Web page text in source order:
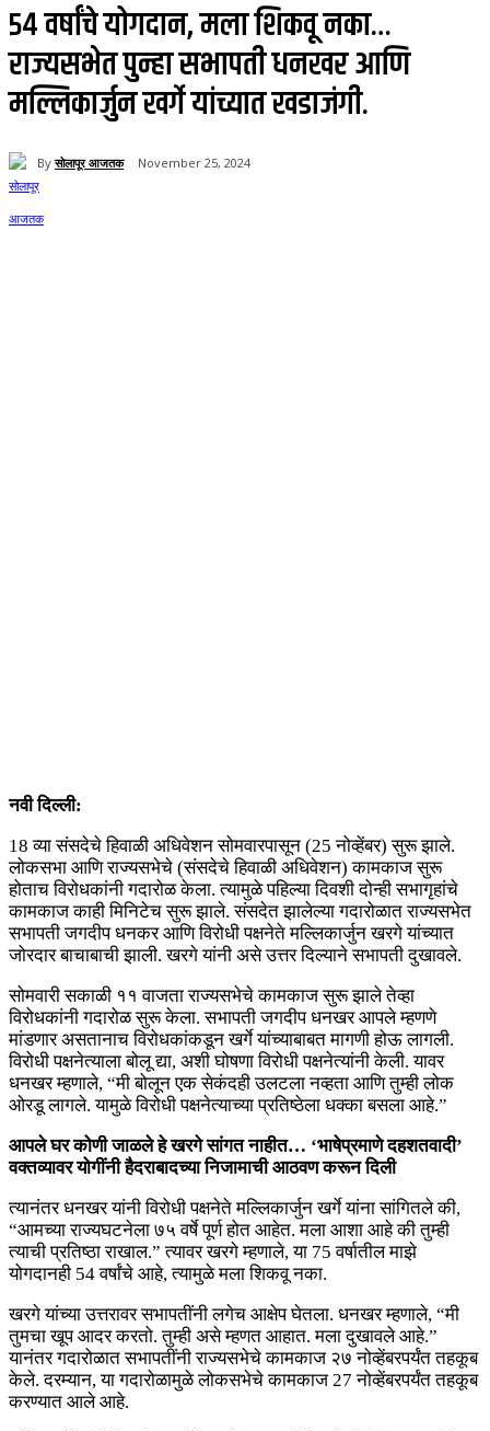
५४ वर्षांचे योगदान, मला शिकवू नका…
राज्यसभेत पुन्हा सभापती धनखर आणि
मल्लिकार्जुन खर्गे यांच्यात खडाजंगी.
By सोलापूर आजतक November 25, 2024
नवी दिल्ली:
18 व्या संसदेचे हिवाळी अधिवेशन सोमवारपासून (25 नोव्हेंबर) सुरू झाले.
लोकसभा आणि राज्यसभेचे (संसदेचे हिवाळी अधिवेशन) कामकाज सुरू
होताच विरोधकांनी गदारोळ केला. त्यामुळे पहिल्या दिवशी दोन्ही सभागृहांचे
कामकाज काही मिनिटेच सुरू झाले. संसदेत झालेल्या गदारोळात राज्यसभेत
सभापती जगदीप धनकर आणि विरोधी पक्षनेते मल्लिकार्जुन खरगे यांच्यात
जोरदार बाचाबाची झाली. खरगे यांनी असे उत्तर दिल्याने सभापती दुखावले.
सोमवारी सकाळी ११ वाजता राज्यसभेचे कामकाज सुरू झाले तेव्हा
विरोधकांनी गदारोळ सुरू केला. सभापती जगदीप धनखर आपले म्हणणे
मांडणार असतानाच विरोधकांकडून खर्गे यांच्याबाबत मागणी होऊ लागली.
विरोधी पक्षनेत्याला बोलू द्या, अशी घोषणा विरोधी पक्षनेत्यांनी केली. यावर
धनखर म्हणाले, “मी बोलून एक सेकंदही उलटला नव्हता आणि तुम्ही लोक
ओरडू लागले. यामुळे विरोधी पक्षनेत्याच्या प्रतिष्ठेला धक्का बसला आहे.”
आपले घर कोणी जाळले हे खरगे सांगत नाहीत… ‘भाषेप्रमाणे दहशतवादी’
वक्तव्यावर योगींनी हैदराबादच्या निजामाची आठवण करून दिली
त्यानंतर धनखर यांनी विरोधी पक्षनेते मल्लिकार्जुन खर्गे यांना सांगितले की,
“आमच्या राज्यघटनेला ७५ वर्षे पूर्ण होत आहेत. मला आशा आहे की तुम्ही
त्याची प्रतिष्ठा राखाल.” त्यावर खरगे म्हणाले, या 75 वर्षातील माझे
योगदानही 54 वर्षांचे आहे, त्यामुळे मला शिकवू नका.
खरगे यांच्या उत्तरावर सभापतींनी लगेच आक्षेप घेतला. धनखर म्हणाले, “मी
तुमचा खूप आदर करतो. तुम्ही असे म्हणत आहात. मला दुखावले आहे.”
यानंतर गदारोळात सभापतींनी राज्यसभेचे कामकाज २७ नोव्हेंबरपर्यंत तहकूब
केले. दरम्यान, या गदारोळामुळे लोकसभेचे कामकाज 27 नोव्हेंबरपर्यंत तहकूब
करण्यात आले आहे.